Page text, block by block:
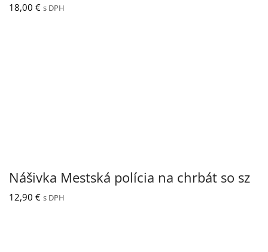
18,00 € s DPH
Nášivka Mestská polícia na chrbát so sz
12,90 € s DPH